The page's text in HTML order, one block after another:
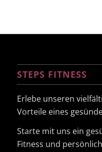
STEPS FITNESS
Erlebe unseren
Vorteile eines
Starte mit uns ein
Fitness und